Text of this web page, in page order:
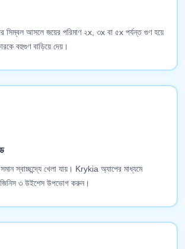
সিম্বল আসলে জয়ের পরিমাণ ২x, ৩x বা ৫x পর্যন্ত গুণ হয়ে
বহুগুণ বাড়িয়ে দেয়।
সমান স্বাচ্ছন্দ্যে খেলা যায়। Krykia অ্যাপের মাধ্যমে
জিনিস ৩ উইশেস উপভোগ করুন।